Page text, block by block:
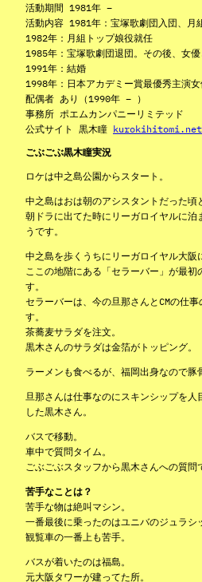
活動期間 1981年 –
活動内容 1981年：宝塚歌劇団入団、月
1982年：月組トップ娘役就任
1985年：宝塚歌劇団退団。その後、女
1991年：結婚
1998年：日本アカデミー賞最優秀主演
配偶者 あり（1990年 – ）
事務所 ポエムカンパニーリミテッド
公式サイト 黒木瞳 kurokihitomi.net
ごぶごぶ黒木瞳実況
ロケは中之島公園からスタート。
中之島はおは朝のアシスタントだった頃
朝ドラに出てた時にリーガロイヤルに泊
うです。
中之島を歩くうちにリーガロイヤル大阪
ここの地階にある「セラーバー」が最
す。
セラーバーは、今の旦那さんとCMの仕
す。
茶蕎麦サラダを注文。
黒木さんのサラダは金箔がトッピング。
ラーメンも食べるが、福岡出身なので豚
旦那さんは仕事なのにスキンシップを人
した黒木さん。
バスで移動。
車中で質問タイム。
ごぶごぶスタッフから黒木さんへの質問
苦手なことは？
苦手な物は絶叫マシン。
一番最後に乗ったのはユニバのジュラシ
観覧車の一番上も苦手。
バスが着いたのは福島。
元大阪タワーが建ってた所。